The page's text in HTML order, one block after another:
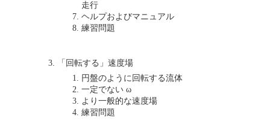
走行
ヘルプおよびマニュアル
練習問題
「回転する」速度場
円盤のように回転する流体
一定でない ω
より一般的な速度場
練習問題